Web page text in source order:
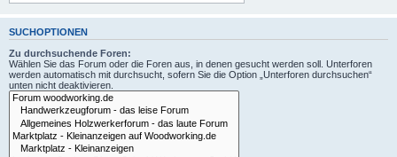
SUCHOPTIONEN
Zu durchsuchende Foren:
Wählen Sie das Forum oder die Foren aus, in denen gesucht werden soll. Unterforen
werden automatisch mit durchsucht, sofern Sie die Option „Unterforen durchsuchen“
unten nicht deaktivieren.